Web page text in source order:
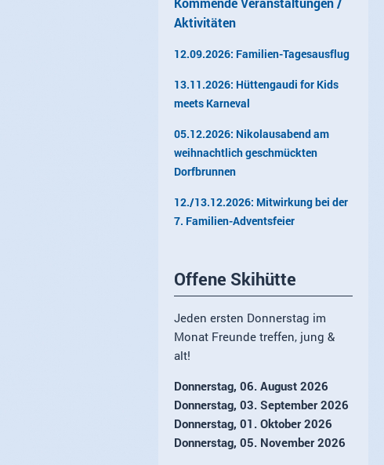
Aktivitäten
12.09.2026: Familien-Tagesausflug
13.11.2026: Hüttengaudi for Kids
meets Karneval
05.12.2026: Nikolausabend am
weihnachtlich geschmückten
Dorfbrunnen
12./13.12.2026: Mitwirkung bei der
7. Familien-Adventsfeier
Offene Skihütte
Jeden ersten Donnerstag im
Monat Freunde treffen, jung &
alt!
Donnerstag, 06. August 2026
Donnerstag, 03. September 2026
Donnerstag, 01. Oktober 2026
Donnerstag, 05. November 2026